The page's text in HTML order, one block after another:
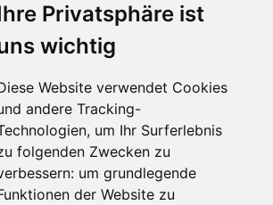
Privatsphäre ist
wichtig
Website verwendet Cookies
andere Tracking-
um Ihr Surferlebnis
folgenden Zwecken zu
um grundlegende
der Website zu
Seite inkl. Unterseiten und Links
oder gesetzliche Bestimmungen
Sie uns ohne Kostennote. Wir
Recht beanstandete Passagen
oder geändert werden, ohne dass
Einschaltung eines Rechtsbeistandes
von Ihnen ohne vorherige
ausgelöste Kosten werden
gegebenenfalls Gegenklage wegen
Bestimmungen eingereicht.